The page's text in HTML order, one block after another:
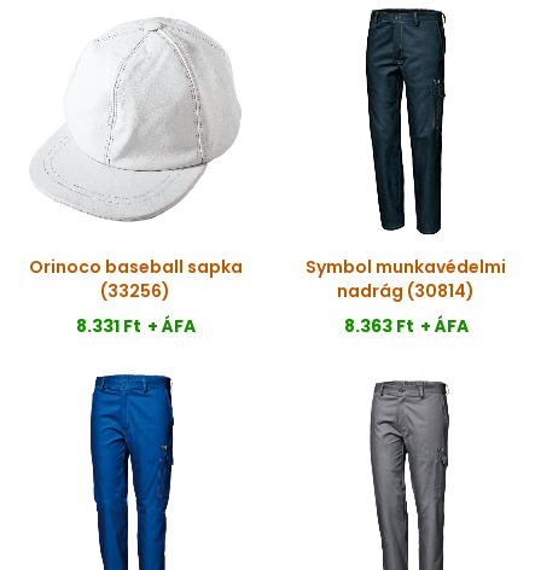
Orinoco baseball sapka
(33256)
8.331 Ft + ÁFA
Symbol munkavédelmi
nadrág (30814)
8.363 Ft + ÁFA